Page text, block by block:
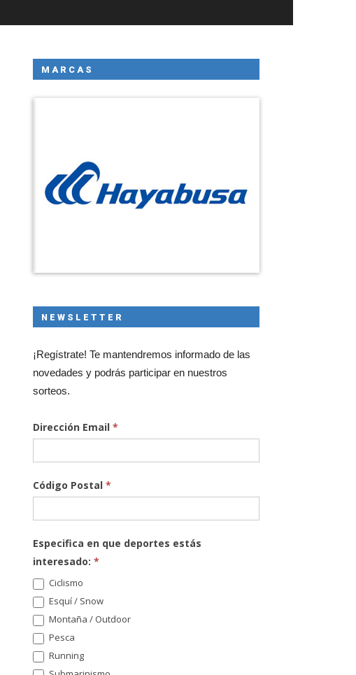
MARCAS
NEWSLETTER
¡Regístrate! Te mantendremos informado de las
novedades y podrás participar en nuestros
sorteos.
Dirección Email *
Código Postal *
Especifica en que deportes estás
interesado: *
Ciclismo
Esquí / Snow
Montaña / Outdoor
Pesca
Running